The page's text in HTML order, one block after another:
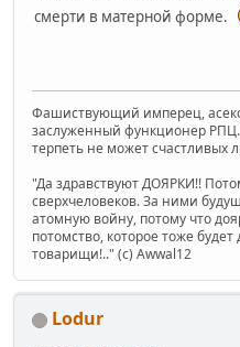
смерти в матерной форме.
Фашиствующий имперец,
заслуженный функционер
терпеть не может счастливых
"Да здравствуют ДОЯРКИ!!
сверхчеловеков. За ними
атомную войну, потому что
потомство, которое тоже
товарищи!.." (c) Awwal12
Lodur